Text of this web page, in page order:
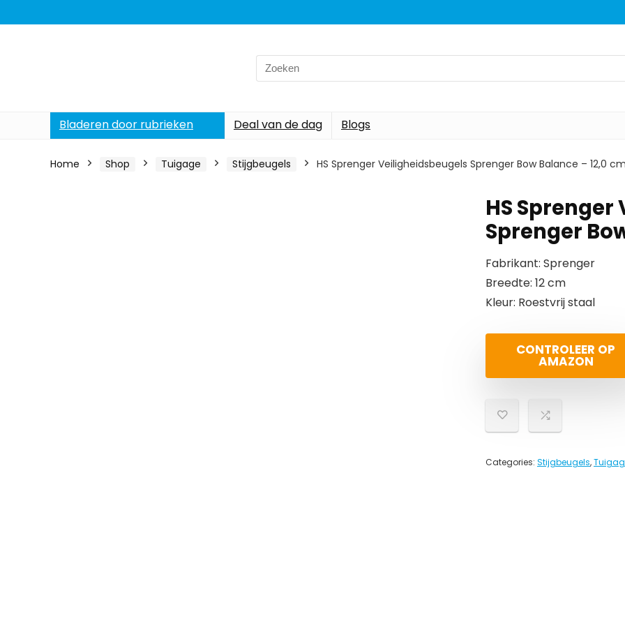
Search
for:
Bladeren door rubrieken Deal van de dag Blogs
Home Shop Tuigage Stijgbeugels HS Sprenger Veiligheidsbeugels Sprenger Bow Balance – 12,0
HS
Sprenger
Fabrikant: Sprenger
Breedte: 12 cm
Kleur: Roestvrij staal
CONTROLEER OP
AMAZON
Categories: Stijgbeugels,